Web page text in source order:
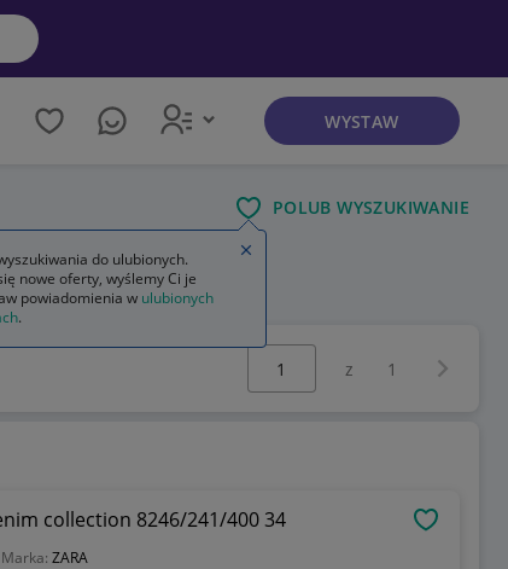
WYSTAW
POLUB WYSZUKIWANIE
Wybierz stronę:
z 1
collection 8246/241/400 34
Marka: ZARA
do ulubionych.
nowe oferty, wyślemy Ci je
powiadomienia w ulubionych
.
Zamknij wskazówkę